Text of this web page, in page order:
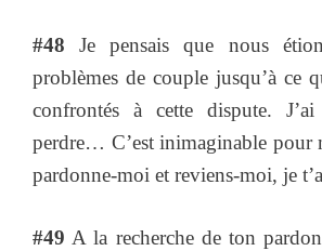
#48Je pensais que nous
problèmes de couple jusqu’à ce
confrontés à cette dispute.
perdre… C’est inimaginable pour
pardonne-moi et reviens-moi, je
#49 A la recherche de ton